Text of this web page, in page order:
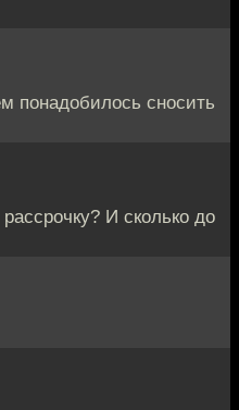
понадобилось сносить
И сколько до